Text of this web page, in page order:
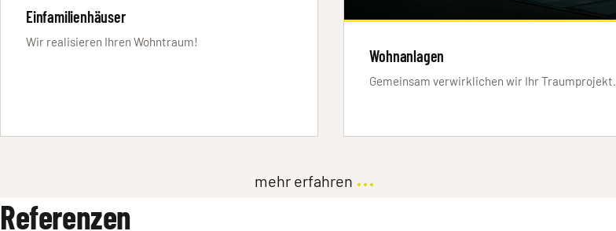
Einfamilienhäuser
Wir realisieren Ihren Wohntraum!
Wohnanlagen
Gemeinsam verwirklichen wir Ihr Traumprojekt.
mehr erfahren ...
Referenzen